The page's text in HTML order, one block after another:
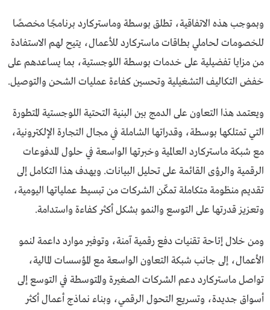
وبموجب هذه الاتفاقية، تطلق بوسطة وماستركارد برنامجًا مخصصًا
للخصومات لحاملي بطاقات ماستركارد للأعمال، يتيح لهم الاستفادة
من مزايا تفضيلية على خدمات بوسطة اللوجستية، بما يساعدهم على
خفض التكاليف التشغيلية وتحسين كفاءة عمليات الشحن والتوصيل.
ويعتمد هذا التعاون على الدمج بين البنية التحتية اللوجستية المتطورة
التي تمتلكها بوسطة، وقدراتها الشاملة في مجال التجارة الإلكترونية،
مع شبكة ماستركارد العالمية وخبرتها الواسعة في حلول المدفوعات
الرقمية والرؤى القائمة على تحليل البيانات. ويهدف هذا التكامل إلى
تقديم منظومة متكاملة تمكّن الشركات من تبسيط عملياتها اليومية،
وتعزيز قدرتها على التوسع والنمو بشكل أكثر كفاءة واستدامة.
ومن خلال إتاحة تقنيات دفع رقمية آمنة، وتوفير موارد داعمة لنمو
الأعمال، إلى جانب شبكة التعاون الواسعة مع المؤسسات المالية،
تواصل ماستركارد دعم الشركات الصغيرة والمتوسطة في التوسع إلى
أسواق جديدة، وتسريع التحول الرقمي، وبناء نماذج أعمال أكثر